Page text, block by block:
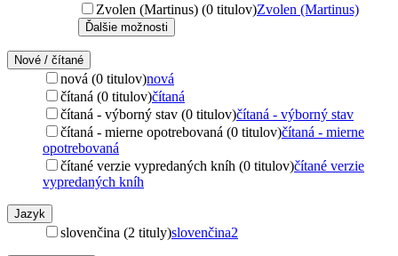
Zvolen (Martinus) (0 titulov)Zvolen (Martinus)
Ďalšie možnosti
Nové / čítané
nová (0 titulov)nová
čítaná (0 titulov)čítaná
čítaná - výborný stav (0 titulov)čítaná - výborný stav
čítaná - mierne opotrebovaná (0 titulov)čítaná - mierne
opotrebovaná
čítané verzie vypredaných kníh (0 titulov)čítané verzie
vypredaných kníh
Jazyk
slovenčina (2 tituly)slovenčina2